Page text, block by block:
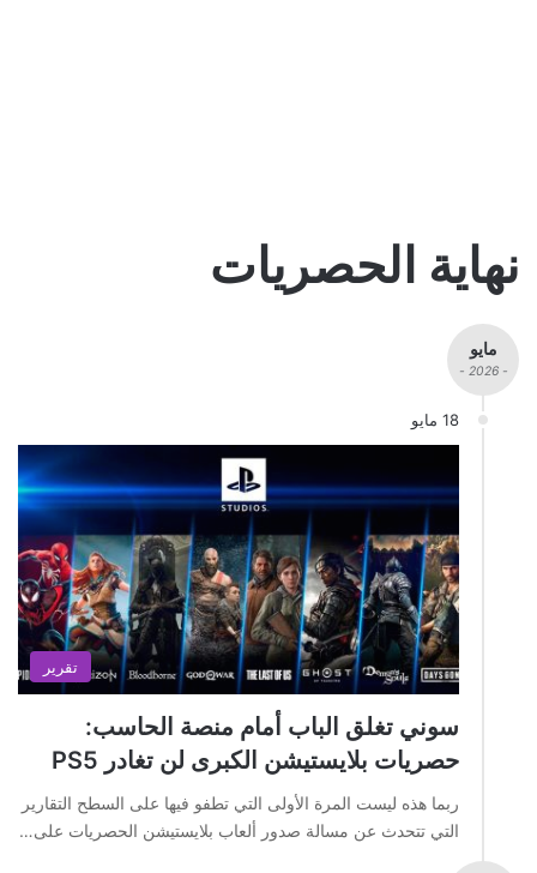
نهاية الحصريات
مايو
- 2026 -
18 مايو
تقرير
سوني تغلق الباب أمام منصة الحاسب:
حصريات بلايستيشن الكبرى لن تغادر PS5
ربما هذه ليست المرة الأولى التي تطفو فيها على السطح التقارير
التي تتحدث عن مسالة صدور ألعاب بلايستيشن الحصريات على…